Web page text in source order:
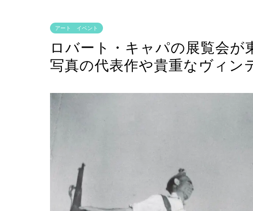
アート イベント
ロバート・キャパの展覧会が
写真の代表作や貴重なヴィン